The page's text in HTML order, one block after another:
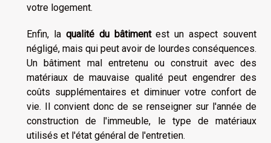
votre logement.
Enfin, la qualité du bâtimentest un aspect souvent
négligé, mais qui peut avoir de lourdes conséquences.
Un bâtiment mal entretenu ou construit avec des
matériaux de mauvaise qualité peut engendrer des
coûts supplémentaires et diminuer votre confort de
vie. Il convient donc de se renseigner sur l'année de
construction de l'immeuble, le type de matériaux
utilisés et l'état général de l'entretien.